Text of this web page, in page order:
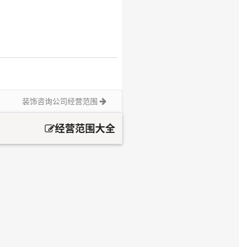
装饰咨询公司经营范围
经营范围大全